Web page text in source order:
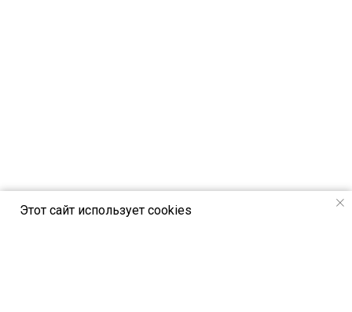
Этот сайт использует cookies